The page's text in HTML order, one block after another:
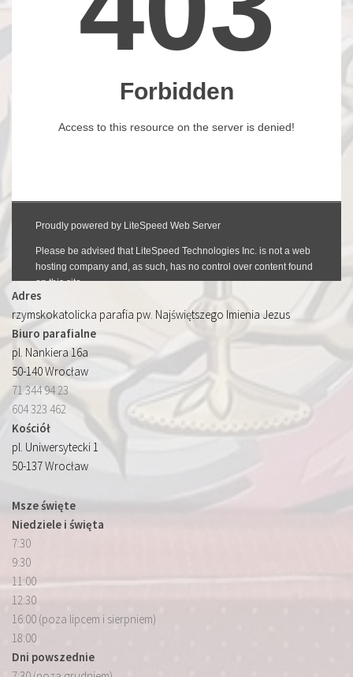
Adres
rzymskokatolicka parafia pw. Najświętszego Imienia Jezus
Biuro parafialne
pl. Nankiera 16a
50-140 Wrocław
71 344 94 23
604 323 462
Kościół
pl. Uniwersytecki 1
50-137 Wrocław
Msze święte
Niedziele i święta
7:30
9:30
11:00
12:30
16:00 (poza lipcem i sierpniem)
18:00
Dni powszednie